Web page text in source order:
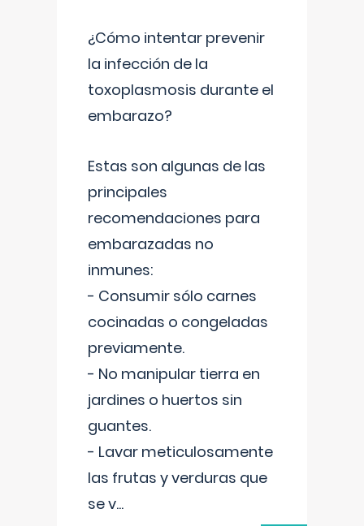
¿Cómo intentar prevenir
la infección de la
toxoplasmosis durante el
embarazo?
Estas son algunas de las
principales
recomendaciones para
embarazadas no
inmunes:
- Consumir sólo carnes
cocinadas o congeladas
previamente.
- No manipular tierra en
jardines o huertos sin
guantes.
- Lavar meticulosamente
las frutas y verduras que
se v...